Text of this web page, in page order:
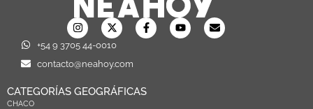
+54 9 3705 44-0010
contacto@neahoy.com
CATEGORÍAS GEOGRÁFICAS
CHACO